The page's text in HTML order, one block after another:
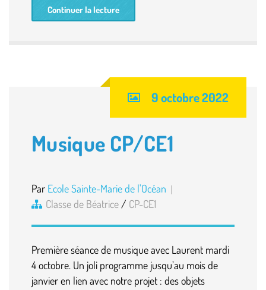
Continuer la lecture
9 octobre 2022
Musique CP/CE1
Par Ecole Sainte-Marie de l'Océan
Classe de Béatrice / CP-CE1
Première séance de musique avec Laurent mardi
4 octobre. Un joli programme jusqu’au mois de
janvier en lien avec notre projet : des objets